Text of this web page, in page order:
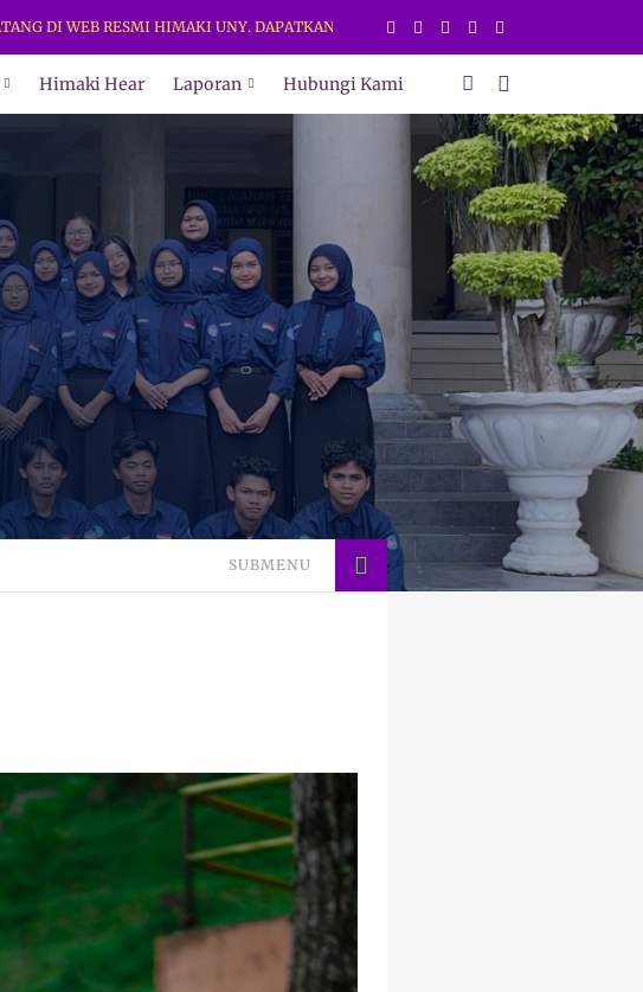
RESMI HIMAKI UNY. DAPATKAN INFORMASI TERBARU HANYA DI WEB DAN MEDIA
Himaki Hear Laporan Hubungi Kami
SUBMENU